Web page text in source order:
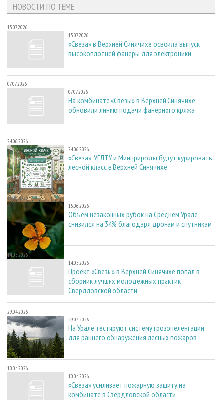
НОВОСТИ ПО ТЕМЕ
15.07.2026
15.07.2026
«Свеза» в Верхней Синячихе освоила выпуск
высокоплотной фанеры для электроники
07.07.2026
07.07.2026
На комбинате «Свезы» в Верхней Синячихе
обновили линию подачи фанерного кряжа
24.06.2026
24.06.2026
«Свеза», УГЛТУ и Минприроды будут курировать
лесной класс в Верхней Синячихе
15.06.2026
15.06.2026
Объём незаконных рубок на Среднем Урале
снизился на 34% благодаря дронам и спутникам
14.05.2026
14.05.2026
Проект «Свезы» в Верхней Синячихе попал в
сборник лучших молодёжных практик
Свердловской области
29.04.2026
29.04.2026
На Урале тестируют систему грозопеленгации
для раннего обнаружения лесных пожаров
10.04.2026
10.04.2026
«Свеза» усиливает пожарную защиту на
комбинате в Свердловской области